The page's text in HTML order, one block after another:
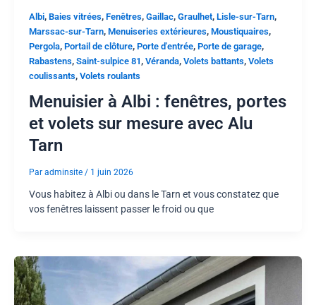
Albi, Baies vitrées, Fenêtres, Gaillac, Graulhet, Lisle-sur-Tarn,
Marssac-sur-Tarn, Menuiseries extérieures, Moustiquaires,
Pergola, Portail de clôture, Porte d'entrée, Porte de garage,
Rabastens, Saint-sulpice 81 , Véranda, Volets battants, Volets
coulissants, Volets roulants
Menuisier à Albi : fenêtres, portes
et volets sur mesure avec Alu
Tarn
Par adminsite / 1 juin 2026
Vous habitez à Albi ou dans le Tarn et vous constatez que
vos fenêtres laissent passer le froid ou que